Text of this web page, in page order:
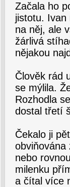
Začala ho
jistotu. Ivan
na něj, ale
žárlivá
nějakou
Člověk rád
se mýlila.
Rozhodla
dostal třetí
Čekalo ji
obviňována
nebo
milenku
a čítal více